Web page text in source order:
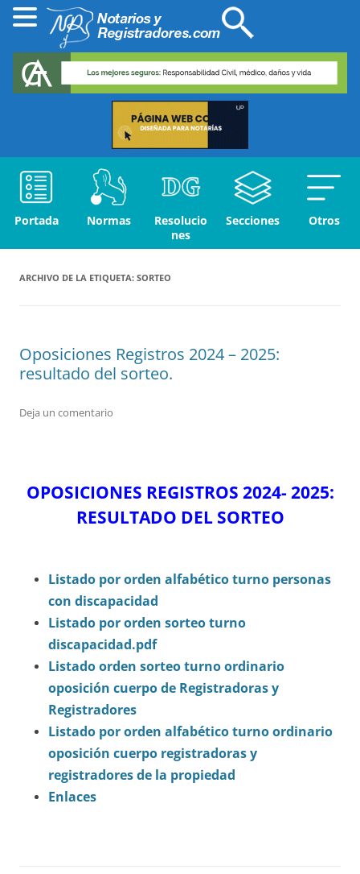
Portada Normas
Resolucio
nes
Secciones Otros
ARCHIVO DE LA ETIQUETA: SORTEO
Oposiciones Registros 2024 – 2025:
resultado del sorteo.
Deja un comentario
OPOSICIONES REGISTROS 2024- 2025:
RESULTADO DEL SORTEO
Listado por orden alfabético turno personas
con discapacidad
Listado por orden sorteo turno
discapacidad.pdf
Listado orden sorteo turno ordinario
oposición cuerpo de Registradoras y
Registradores
Listado por orden alfabético turno ordinario
oposición cuerpo registradoras y
registradores de la propiedad
Enlaces